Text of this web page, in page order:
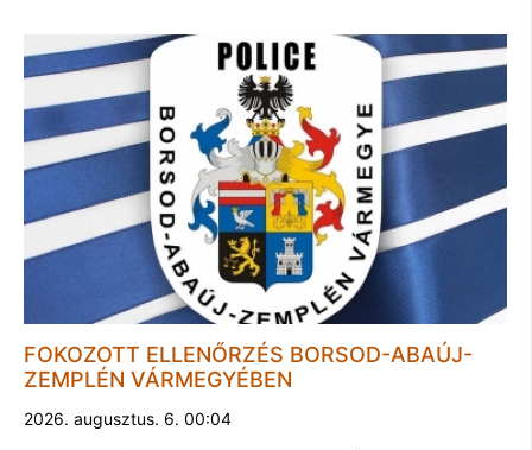
FOKOZOTT ELLENŐRZÉS BORSOD-ABAÚJ-
ZEMPLÉN VÁRMEGYÉBEN
2026. augusztus. 6. 00:04